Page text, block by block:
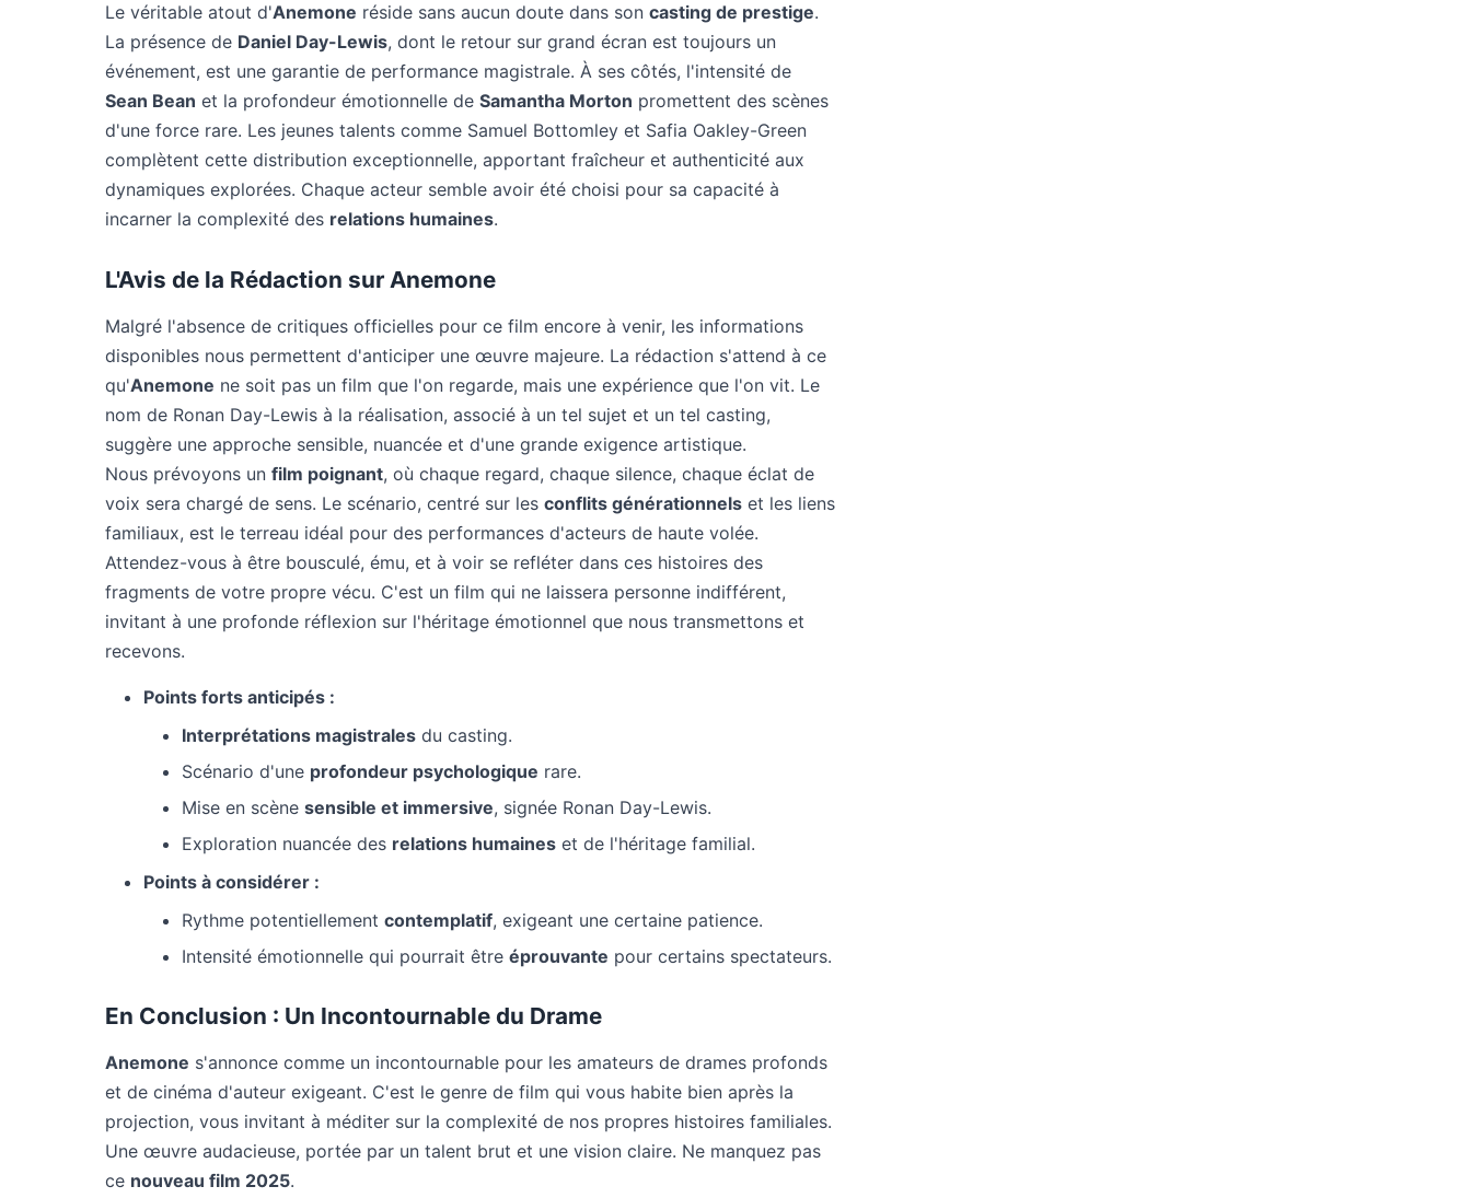
Le véritable atout d'Anemone réside sans aucun doute dans son casting de prestige.
La présence de Daniel Day-Lewis, dont le retour sur grand écran est toujours un
événement, est une garantie de performance magistrale. À ses côtés, l'intensité de
Sean Bean et la profondeur émotionnelle de Samantha Morton promettent des scènes
d'une force rare. Les jeunes talents comme Samuel Bottomley et Safia Oakley-Green
complètent cette distribution exceptionnelle, apportant fraîcheur et authenticité aux
dynamiques explorées. Chaque acteur semble avoir été choisi pour sa capacité à
incarner la complexité des relations humaines.
L'Avis de la Rédaction sur Anemone
Malgré l'absence de critiques officielles pour ce film encore à venir, les informations
disponibles nous permettent d'anticiper une œuvre majeure. La rédaction s'attend à ce
qu'Anemone ne soit pas un film que l'on regarde, mais une expérience que l'on vit. Le
nom de Ronan Day-Lewis à la réalisation, associé à un tel sujet et un tel casting,
suggère une approche sensible, nuancée et d'une grande exigence artistique.
Nous prévoyons un film poignant, où chaque regard, chaque silence, chaque éclat de
voix sera chargé de sens. Le scénario, centré sur les conflits générationnels et les liens
familiaux, est le terreau idéal pour des performances d'acteurs de haute volée.
Attendez-vous à être bousculé, ému, et à voir se refléter dans ces histoires des
fragments de votre propre vécu. C'est un film qui ne laissera personne indifférent,
invitant à une profonde réflexion sur l'héritage émotionnel que nous transmettons et
recevons.
Points forts anticipés :
Interprétations magistrales du casting.
Scénario d'une profondeur psychologique rare.
Mise en scène sensible et immersive, signée Ronan Day-Lewis.
Exploration nuancée des relations humaines et de l'héritage familial.
Points à considérer :
Rythme potentiellement contemplatif, exigeant une certaine patience.
Intensité émotionnelle qui pourrait être éprouvante pour certains spectateurs.
En Conclusion : Un Incontournable du Drame
Anemone s'annonce comme un incontournable pour les amateurs de drames profonds
et de cinéma d'auteur exigeant. C'est le genre de film qui vous habite bien après la
projection, vous invitant à méditer sur la complexité de nos propres histoires familiales.
Une œuvre audacieuse, portée par un talent brut et une vision claire. Ne manquez pas
ce nouveau film 2025.